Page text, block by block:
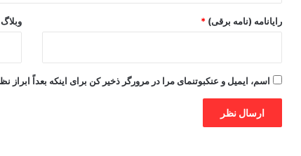
رایانامه (نامه برقی) * وبلاگ
اسم، ایمیل و عنکبوتنمای مرا در مرورگر ذخیر کن برای اینکه بعداً ابراز